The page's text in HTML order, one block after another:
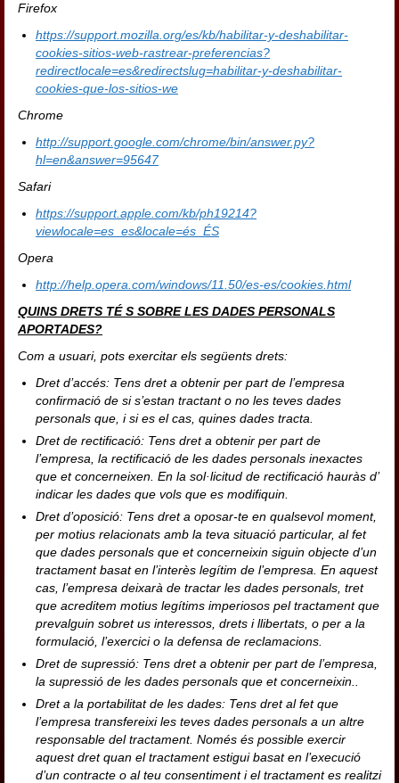
Firefox
https://support.mozilla.org/es/kb/habilitar-y-deshabilitar-
cookies-sitios-web-rastrear-preferencias?
redirectlocale=es&redirectslug=habilitar-y-deshabilitar-
cookies-que-los-sitios-we
Chrome
http://support.google.com/chrome/bin/answer.py?
hl=en&answer=95647
Safari
https://support.apple.com/kb/ph19214?
viewlocale=es_es&locale=és_ÉS
Opera
http://help.opera.com/windows/11.50/es-es/cookies.html
QUINS DRETS TÉ S SOBRE LES DADES PERSONALS
APORTADES?
Com a usuari, pots exercitar els següents drets:
Dret d’accés: Tens dret a obtenir per part de l’empresa
confirmació de si s’estan tractant o no les teves dades
personals que, i si es el cas, quines dades tracta.
Dret de rectificació: Tens dret a obtenir per part de
l’empresa, la rectificació de les dades personals inexactes
que et concerneixen. En la sol·licitud de rectificació hauràs d’
indicar les dades que vols que es modifiquin.
Dret d’oposició: Tens dret a oposar-te en qualsevol moment,
per motius relacionats amb la teva situació particular, al fet
que dades personals que et concerneixin siguin objecte d’un
tractament basat en l’interès legítim de l’empresa. En aquest
cas, l’empresa deixarà de tractar les dades personals, tret
que acreditem motius legítims imperiosos pel tractament que
prevalguin sobret us interessos, drets i llibertats, o per a la
formulació, l’exercici o la defensa de reclamacions.
Dret de supressió: Tens dret a obtenir per part de l’empresa,
la supressió de les dades personals que et concerneixin..
Dret a la portabilitat de les dades: Tens dret al fet que
l’empresa transfereixi les teves dades personals a un altre
responsable del tractament. Només és possible exercir
aquest dret quan el tractament estigui basat en l’execució
d’un contracte o al teu consentiment i el tractament es realitzi